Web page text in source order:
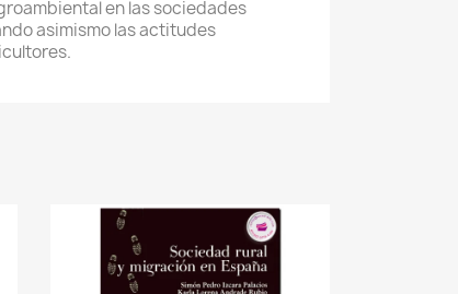
en las sociedades
asimismo las actitudes